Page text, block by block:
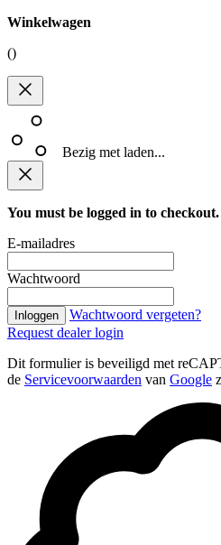
Winkelwagen
()
Bezig met laden...
You must be logged in to checkout.
E-mailadres
Wachtwoord
Inloggen
Wachtwoord vergeten?
Request dealer login
Dit formulier is beveiligd met
de Servicevoorwaarden van Google